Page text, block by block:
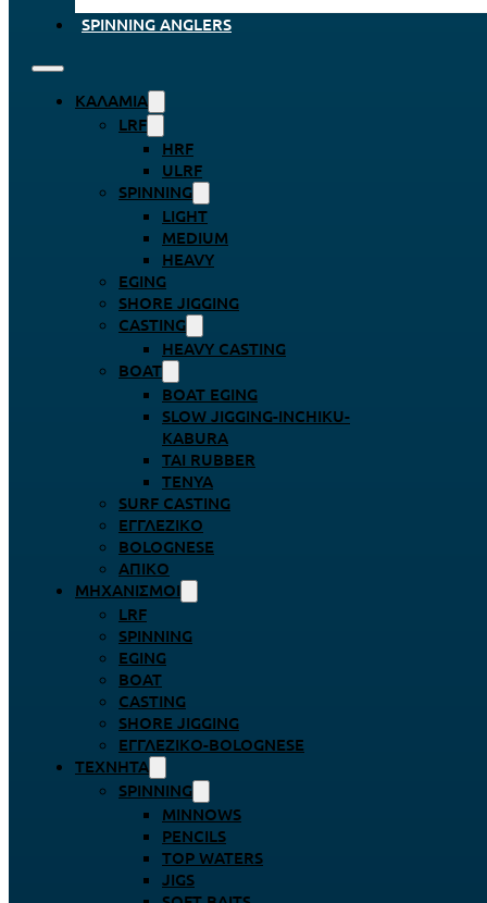
SPINNING ANGLERS
ΚΑΛΆΜΙΑ
LRF
HRF
ULRF
SPINNING
LIGHT
MEDIUM
HEAVY
EGING
SHORE JIGGING
CASTING
HEAVY CASTING
BOAT
BOAT EGING
SLOW JIGGING-INCHIKU-
KABURA
TAI RUBBER
TENYA
SURF CASTING
ΕΓΓΛΈΖΙΚΟ
BOLOGNESE
ΑΠΊΚΟ
ΜΗΧΑΝΙΣΜΟΊ
LRF
SPINNING
EGING
BOAT
CASTING
SHORE JIGGING
ΕΓΓΛΈΖΙΚΟ-BOLOGNESE
ΤΕΧΝΗΤΆ
SPINNING
MINNOWS
PENCILS
TOP WATERS
JIGS